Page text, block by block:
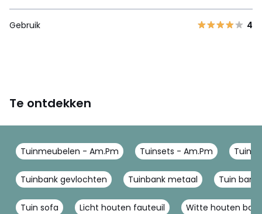
Gebruik 4
Te ontdekken
Tuinmeubelen - Am.Pm Tuinsets - Am.Pm
Tuinbank gevlochten Tuinbank metaal Tuin bank
Tuin sofa Licht houten fauteuil Witte houten bank